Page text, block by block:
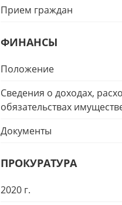
Прием граждан
ФИНАНСЫ
Положение
Сведения о доходах,
обязательствах
Документы
ПРОКУРАТУРА
2020 г.